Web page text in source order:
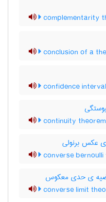
complementarity
conclusion of a
confidence
continuity theorem
عکس برنولی
converse
ی حدی معکوس
converse limit